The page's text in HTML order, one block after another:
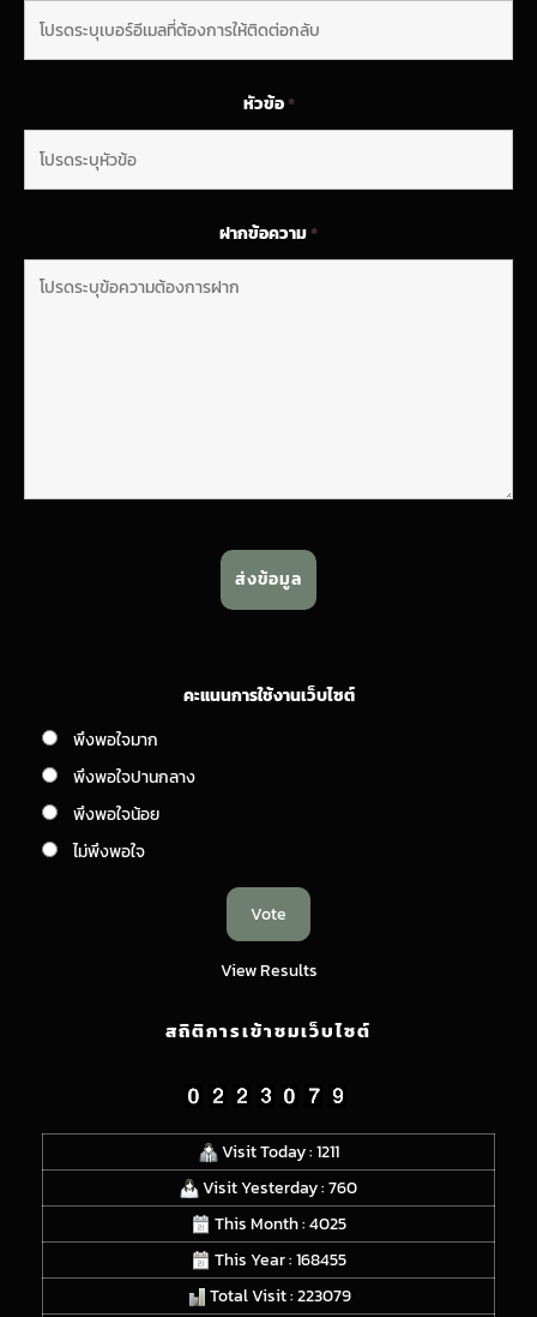
หัวข้อ*
ฝากข้อความ*
คะแนนการใช้งานเว็บไซต์
พึงพอใจมาก
พึงพอใจปานกลาง
พึงพอใจน้อย
ไม่พึงพอใจ
View Results
สถิติการเข้าชมเว็บไซต์
Visit Today : 1211
Visit Yesterday : 760
This Month : 4025
This Year : 168455
Total Visit : 223079